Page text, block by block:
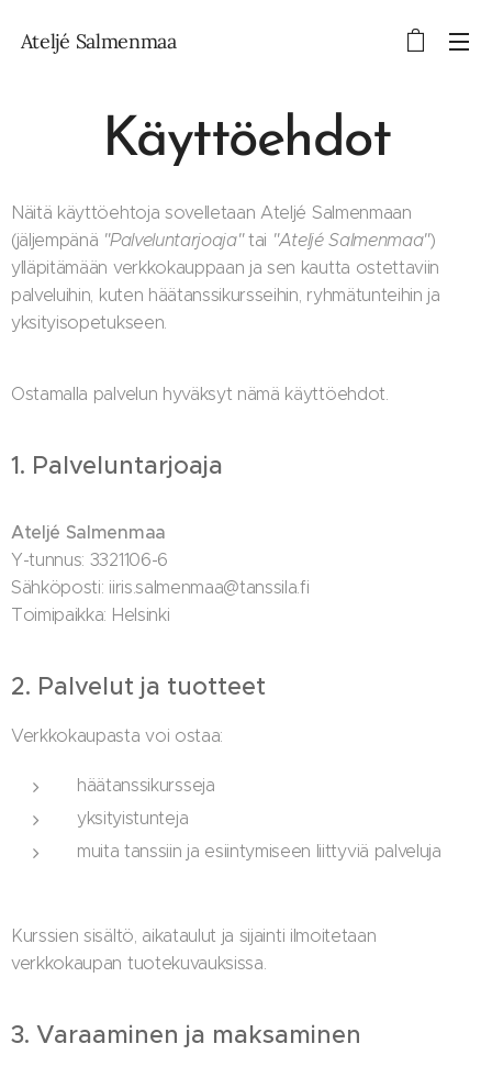
Ateljé Salmenmaa
Käyttöehdot
Näitä käyttöehtoja sovelletaan Ateljé Salmenmaan
(jäljempänä "Palveluntarjoaja"tai "Ateljé Salmenmaa")
ylläpitämään verkkokauppaan ja sen kautta ostettaviin
palveluihin, kuten häätanssikursseihin, ryhmätunteihin ja
yksityisopetukseen.
Ostamalla palvelun hyväksyt nämä käyttöehdot.
1. Palveluntarjoaja
Ateljé Salmenmaa
Y-tunnus: 3321106-6
Sähköposti: iiris.salmenmaa@tanssila.fi
Toimipaikka: Helsinki
2. Palvelut ja tuotteet
Verkkokaupasta voi ostaa:
häätanssikursseja
yksityistunteja
muita tanssiin ja esiintymiseen liittyviä palveluja
Kurssien sisältö, aikataulut ja sijainti ilmoitetaan
verkkokaupan tuotekuvauksissa.
3. Varaaminen ja maksaminen